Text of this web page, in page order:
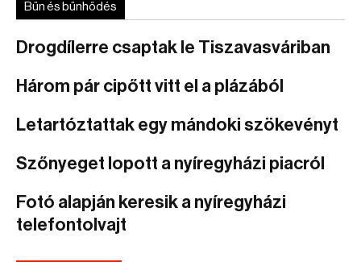
Bűn és bűnhődés
Drogdílerre csaptak le Tiszavasváriban
Három pár cipőtt vitt el a plázából
Letartóztattak egy mándoki szökevényt
Szőnyeget lopott a nyíregyházi piacról
Fotó alapján keresik a nyíregyházi
telefontolvajt